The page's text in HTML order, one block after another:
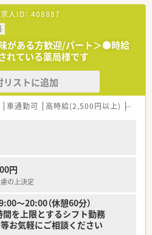
を展開し、創業から80年という長い歴
信頼を得ている老舗の企業です。
て気さくにコミュニケーションを取
が良く非常に働きやすい温かい社風で
に考えて採算度外視の設備投資を行う
姿勢を貫いている魅力的な法人です。
かな雰囲気の中で業務を行っていま
しっかりと連携を取り合っており、業
落ち着いて業務を進めることができ、
人ID： 408887
味がある方歓迎/パート＞●時給
れている薬局様です
リストに追加
車通勤可 高時給(2,500円以上) 教育
円
の上決定
～20:00（休憩60分）
を上限とするシフト勤務
お気軽にご相談ください